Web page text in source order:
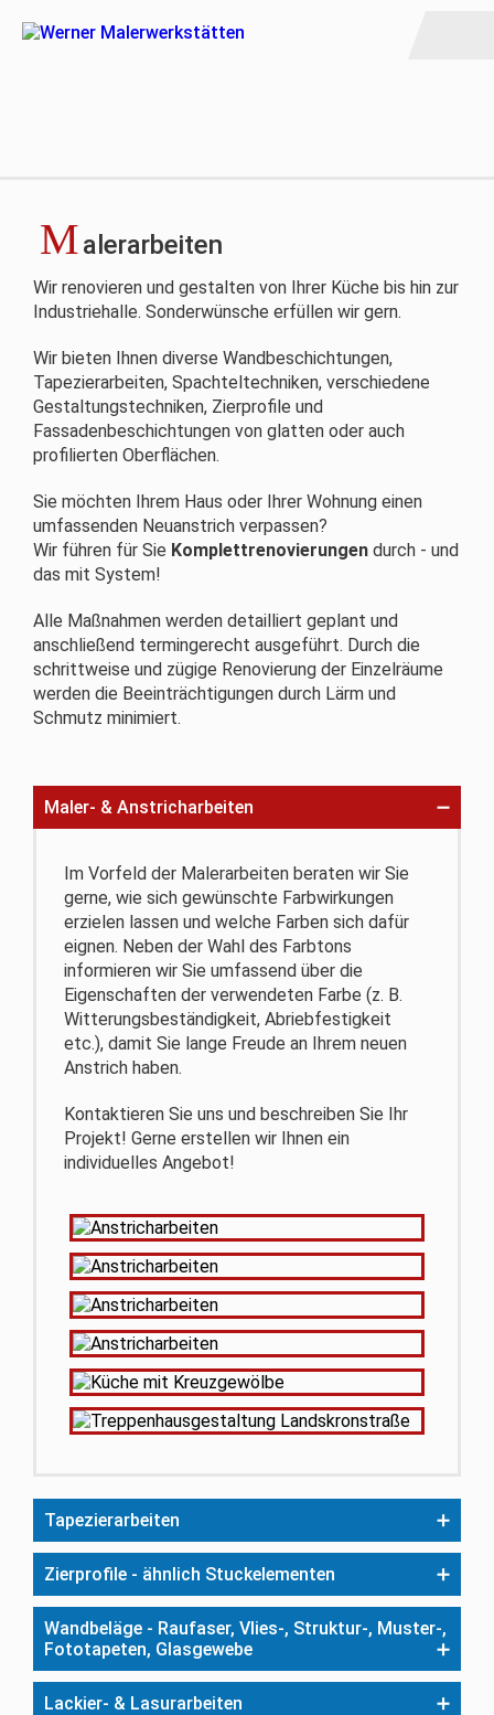
Malerarbeiten
Wir renovieren und gestalten von Ihrer Küche bis hin zur
Industriehalle. Sonderwünsche erfüllen wir gern.
Wir bieten Ihnen diverse Wandbeschichtungen,
Tapezierarbeiten, Spachteltechniken, verschiedene
Gestaltungstechniken, Zierprofile und
Fassadenbeschichtungen von glatten oder auch
profilierten Oberflächen.
Sie möchten Ihrem Haus oder Ihrer Wohnung einen
umfassenden Neuanstrich verpassen?
Wir führen für Sie Komplettrenovierungen durch - und
das mit System!
Alle Maßnahmen werden detailliert geplant und
anschließend termingerecht ausgeführt. Durch die
schrittweise und zügige Renovierung der Einzelräume
werden die Beeinträchtigungen durch Lärm und
Schmutz minimiert.
Maler- & Anstricharbeiten
Im Vorfeld der Malerarbeiten beraten wir Sie
gerne, wie sich gewünschte Farbwirkungen
erzielen lassen und welche Farben sich dafür
eignen. Neben der Wahl des Farbtons
informieren wir Sie umfassend über die
Eigenschaften der verwendeten Farbe (z. B.
Witterungsbeständigkeit, Abriebfestigkeit
etc.), damit Sie lange Freude an Ihrem neuen
Anstrich haben.
Kontaktieren Sie uns und beschreiben Sie Ihr
Projekt! Gerne erstellen wir Ihnen ein
individuelles Angebot!
Tapezierarbeiten
Zierprofile - ähnlich Stuckelementen
Wandbeläge - Raufaser, Vlies-, Struktur-, Muster-,
Fototapeten, Glasgewebe
Lackier- & Lasurarbeiten